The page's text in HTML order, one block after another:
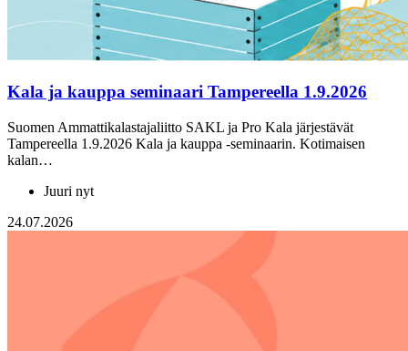
Kala ja kauppa seminaari Tampereella 1.9.2026
Suomen Ammattikalastajaliitto SAKL ja Pro Kala järjestävät
Tampereella 1.9.2026 Kala ja kauppa -seminaarin. Kotimaisen
kalan…
Juuri nyt
24.07.2026